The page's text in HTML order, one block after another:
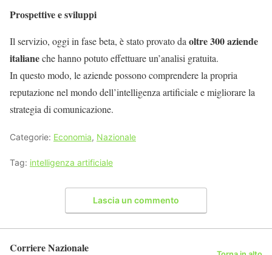
Prospettive e sviluppi
Il servizio, oggi in fase beta, è stato provato da oltre 300 aziende
italianeche hanno potuto effettuare un’analisi gratuita.
In questo modo, le aziende possono comprendere la propria
reputazione nel mondo dell’intelligenza artificiale e migliorare la
strategia di comunicazione.
Categorie: Economia, Nazionale
Tag: intelligenza artificiale
Lascia un commento
Corriere Nazionale